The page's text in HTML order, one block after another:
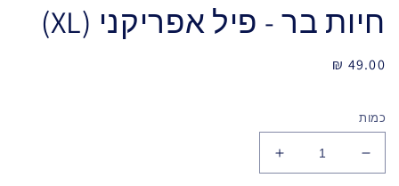
חיות בר - פיל אפריקני (XL)
מחיר
49.00 ₪
כמות